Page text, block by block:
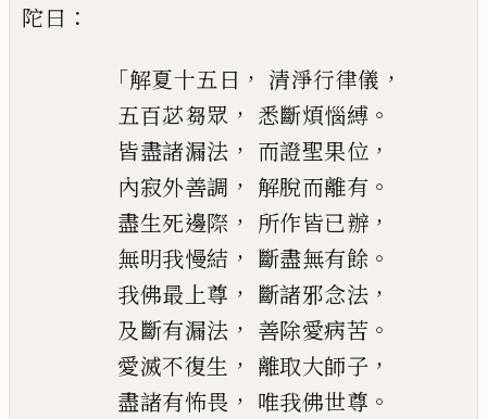
陀曰 ：
「解夏十五日 ， 清淨行律儀 ，
五百苾芻眾 ， 悉斷煩惱縛 。
皆盡諸漏法 ， 而證聖果位 ，
內寂外善調 ， 解脫而離有 。
盡生死邊際 ， 所作皆已辦 ，
無明我慢結 ， 斷盡無有餘 。
我佛最上尊 ， 斷諸邪念法 ，
及斷有漏法 ， 善除愛病苦 。
愛滅不復生 ， 離取大師子 ，
盡諸有怖畏 ， 唯我佛世尊 。